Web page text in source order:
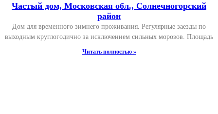
Частый дом, Московская обл., Солнечногорский
район
Дом для временного зимнего проживания. Регулярные заезды по
выходным круглогодично за исключением сильных морозов. Площадь
Читать полностью »